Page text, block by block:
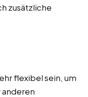
zusätzliche
flexibel sein, um